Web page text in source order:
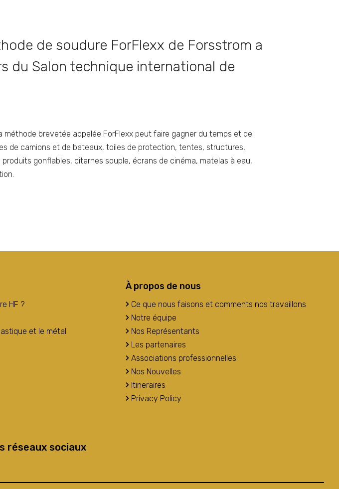
de soudure ForFlexx de Forsstrom a
du Salon technique international de
brevetée appelée ForFlexx peut faire gagner du temps et de
de camions et de bateaux, toiles de protection, tentes, structures,
gonflables, citernes souple, écrans de cinéma, matelas à eau,
HF ?
et le métal
À propos de nous
Ce que nous faisons et comments nos travaillons
Notre équipe
Nos Représentants
Les partenaires
Associations professionnelles
Nos Nouvelles
Itineraires
Privacy Policy
réseaux sociaux